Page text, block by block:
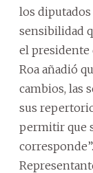
los
sensibilidad
el presidente
Roa añadió
cambios, las
sus
permitir que
corresponde”.